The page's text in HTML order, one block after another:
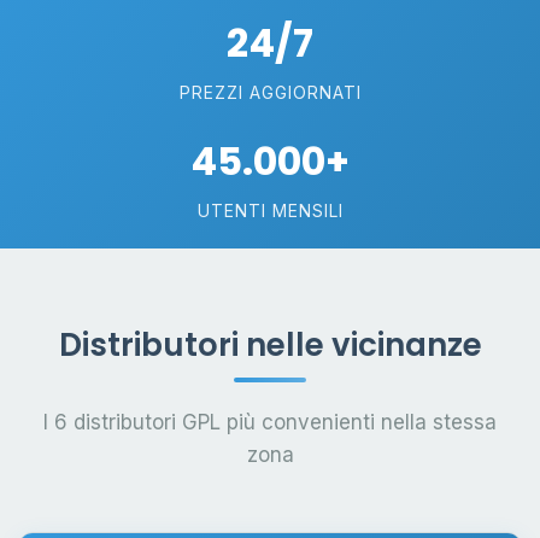
24/7
PREZZI AGGIORNATI
45.000+
UTENTI MENSILI
Distributori nelle vicinanze
I 6 distributori GPL più convenienti nella stessa
zona